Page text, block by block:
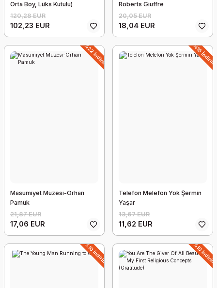
%10 İndirim
Kenan Yıldız - Benim Futbol Kahramanım
12,30 EUR
%10 İndirim
Orta Boy, Lüks Kutulu)
120,28 EUR
102,23 EUR
Roberts Giuffre
20,05 EUR
18,04 EUR
%22 İndirim
Masumiyet Müzesi-Orhan
Pamuk
21,87 EUR
17,06 EUR
%15 İndirim
Telefon Melefon Yok Şermin
Yaşar
13,67 EUR
11,62 EUR
%10 İndirim %10 İndirim